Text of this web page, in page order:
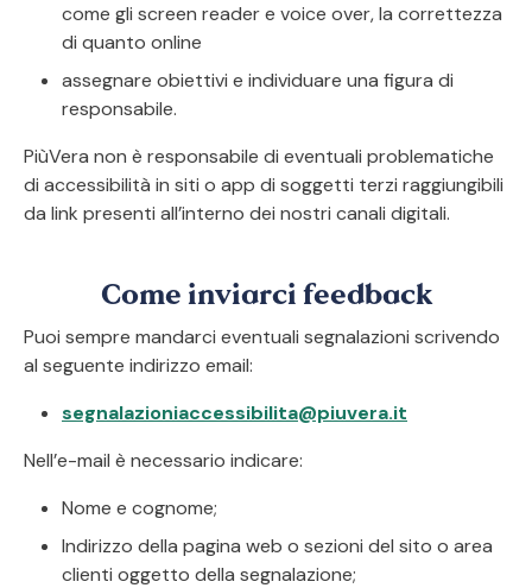
come gli screen reader e voice over, la correttezza
di quanto online
assegnare obiettivi e individuare una figura di
responsabile.
PiùVera non è responsabile di eventuali problematiche
di accessibilità in siti o app di soggetti terzi raggiungibili
da link presenti all’interno dei nostri canali digitali.
Come inviarci feedback
Puoi sempre mandarci eventuali segnalazioni scrivendo
al seguente indirizzo email:
segnalazioniaccessibilita@piuvera.it
Nell’e-mail è necessario indicare:
Nome e cognome;
Indirizzo della pagina web o sezioni del sito o area
clienti oggetto della segnalazione;